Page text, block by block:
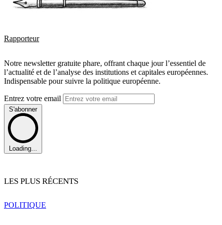
Rapporteur
Notre newsletter gratuite phare, offrant chaque jour l’essentiel de
l’actualité et de l’analyse des institutions et capitales européennes.
Indispensable pour suivre la politique européenne.
Entrez votre email
S'abonner
Loading...
LES PLUS RÉCENTS
POLITIQUE